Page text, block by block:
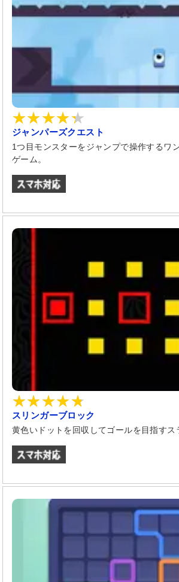
ジャンパーズクエスト
1つ目モンスターをジャンプで操作するワ
ゲーム。
スリンガーブロック
黄色いドットを回収してゴールを目指すス